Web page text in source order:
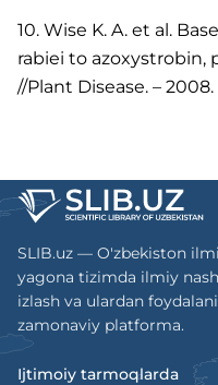
10. Wise K. A. et al.
rabiei to azoxystrobin,
//Plant Disease. – 2008.
SLIB.uz — O'zbekiston
yagona tizimda ilmiy
izlash va ulardan
zamonaviy platforma.
Ijtimoiy tarmoqlarda